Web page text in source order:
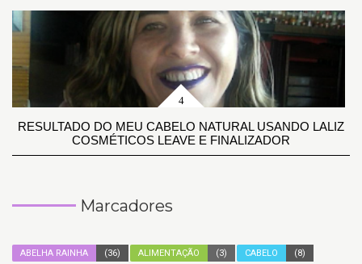
RESULTADO DO MEU CABELO NATURAL USANDO LALIZ
COSMÉTICOS LEAVE E FINALIZADOR
Marcadores
ABELHA RAINHA (36) ALIMENTAÇÃO (3) CABELO (8)